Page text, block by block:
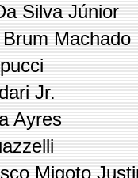
Silva Júnior
Machado
Jr.
Ayres
Migoto